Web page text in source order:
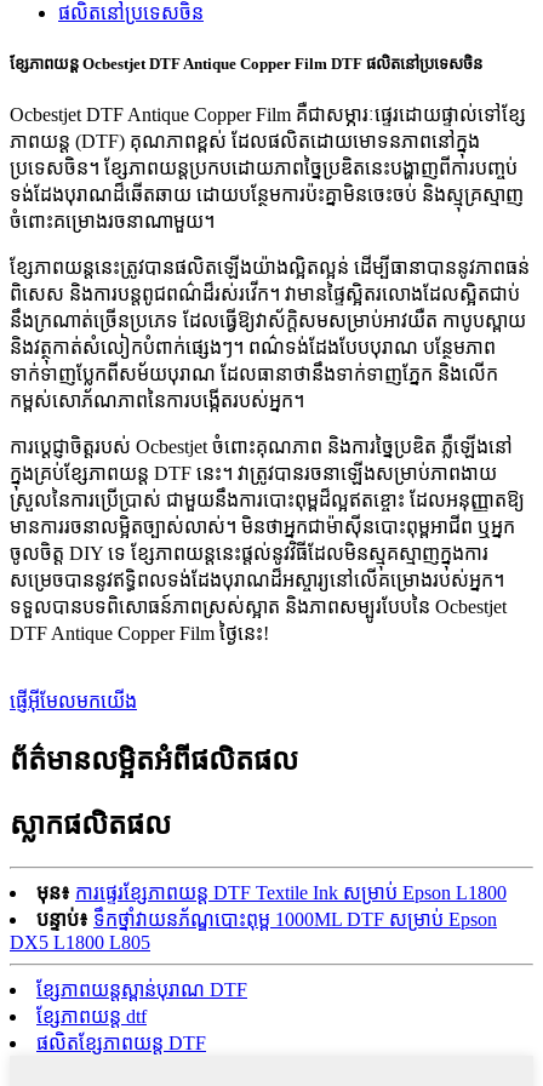
ខ្សែភាពយន្ត Ocbestjet DTF Antique Copper Film DTF ផលិតនៅប្រទេសចិន
Ocbestjet DTF Antique Copper Film គឺជាសម្ភារៈផ្ទេរដោយផ្ទាល់ទៅខ្សែ
ភាពយន្ត (DTF) គុណភាពខ្ពស់ ដែលផលិតដោយមោទនភាពនៅក្នុង
ប្រទេសចិន។ ខ្សែភាពយន្តប្រកបដោយភាពច្នៃប្រឌិតនេះបង្ហាញពីការបញ្ចប់
ទង់ដែងបុរាណដ៏ឆើតឆាយ ដោយបន្ថែមការប៉ះគ្នាមិនចេះចប់ និងស្មុគ្រស្មាញ
ចំពោះគម្រោងរចនាណាមួយ។
ខ្សែភាពយន្តនេះត្រូវបានផលិតឡើងយ៉ាងល្អិតល្អន់ ដើម្បីធានាបាននូវភាពធន់
ពិសេស និងការបន្តពូជពណ៌ដ៏រស់រវើក។ វា​មាន​ផ្ទៃ​ស្អិត​រលោង​ដែល​ស្អិត​ជាប់​
នឹង​ក្រណាត់​ច្រើន​ប្រភេទ ដែល​ធ្វើ​ឱ្យ​វា​ស័ក្តិសម​សម្រាប់​អាវយឺត កាបូប​ស្ពាយ
និង​វត្ថុ​កាត់​សំលៀកបំពាក់​ផ្សេងៗ។ ពណ៌ទង់ដែងបែបបុរាណ បន្ថែមភាព
ទាក់ទាញប្លែកពីសម័យបុរាណ ដែលធានាថានឹងទាក់ទាញភ្នែក និងលើក
កម្ពស់សោភ័ណភាពនៃការបង្កើតរបស់អ្នក។
ការប្ដេជ្ញាចិត្តរបស់ Ocbestjet ចំពោះគុណភាព និងការច្នៃប្រឌិត ភ្លឺឡើងនៅ
ក្នុងគ្រប់ខ្សែភាពយន្ត DTF នេះ។ វាត្រូវបានរចនាឡើងសម្រាប់ភាពងាយ
ស្រួលនៃការប្រើប្រាស់ ជាមួយនឹងការបោះពុម្ពដ៏ល្អឥតខ្ចោះ ដែលអនុញ្ញាតឱ្យ
មានការរចនាលម្អិតច្បាស់លាស់។ មិនថាអ្នកជាម៉ាស៊ីនបោះពុម្ពអាជីព ឬអ្នក
ចូលចិត្ត DIY ទេ ខ្សែភាពយន្តនេះផ្តល់នូវវិធីដែលមិនស្មុគស្មាញក្នុងការ
សម្រេចបាននូវឥទ្ធិពលទង់ដែងបុរាណដ៏អស្ចារ្យនៅលើគម្រោងរបស់អ្នក។
ទទួលបានបទពិសោធន៍ភាពស្រស់ស្អាត និងភាពសម្បូរបែបនៃ Ocbestjet
DTF Antique Copper Film ថ្ងៃនេះ!
ផ្ញើអ៊ីមែលមកយើង
ព័ត៌មានលម្អិតអំពីផលិតផល
ស្លាកផលិតផល
មុន៖ ការផ្ទេរខ្សែភាពយន្ត DTF Textile Ink សម្រាប់ Epson L1800
បន្ទាប់៖ ទឹកថ្នាំវាយនភ័ណ្ឌបោះពុម្ព 1000ML DTF សម្រាប់ Epson
DX5 L1800 L805
ខ្សែភាពយន្តស្ពាន់បុរាណ DTF
ខ្សែភាពយន្ត dtf
ផលិតខ្សែភាពយន្ត DTF